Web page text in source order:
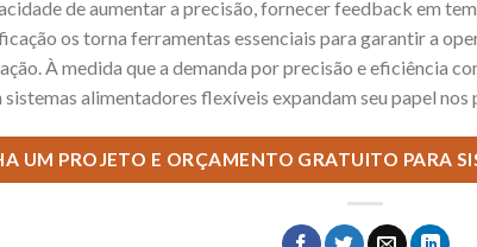
de aumentar a precisão, fornecer feedback em
os torna ferramentas essenciais para garantir a
À medida que a demanda por precisão e eficiência
alimentadores flexíveis expandam seu papel nos
UM PROJETO E ORÇAMENTO GRATUITO PARA